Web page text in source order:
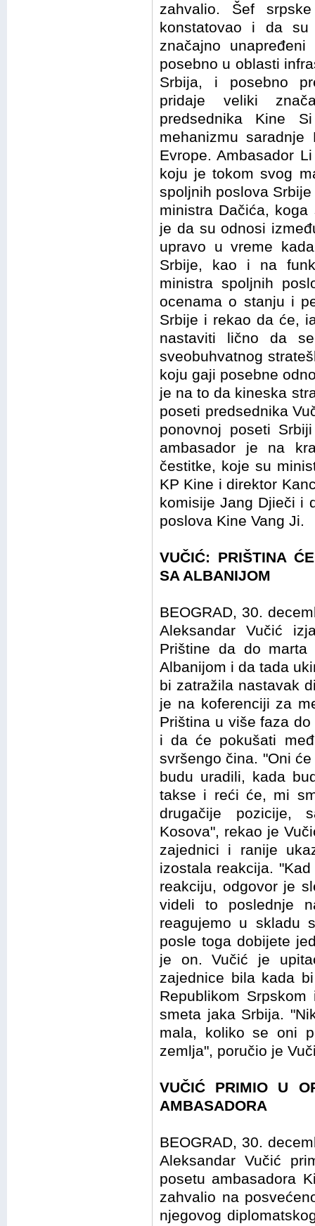
zahvalio. Šef
konstatovao i da su
značajno
posebno u oblasti
Srbija, i posebno
pridaje veliki
predsednika Kine
mehanizmu
Evrope. Ambasador
koju je tokom svog
spoljnih poslova
ministra Dačića,
je da su odnosi
upravo u vreme
Srbije, kao i na
ministra spoljnih
ocenama o stanju i
Srbije i rekao da će,
nastaviti lično da
sveobuhvatnog
koju gaji posebne
je na to da kineska
poseti predsednika
ponovnoj poseti
ambasador je na
čestitke, koje su
KP Kine i direktor
komisije Jang Djieči i
poslova Kine Vang Ji.
VUČIĆ: PRIŠTINA
SA ALBANIJOM
BEOGRAD, 30.
Aleksandar Vučić
Prištine da do marta
Albanijom i da tada
bi zatražila nastavak
je na koferenciji za
Priština u više faza
i da će pokušati
svršengo čina. "Oni
budu uradili, kada
takse i reći će, mi
drugačije pozicije,
Kosova", rekao je
zajednici i ranije
izostala reakcija.
reakciju, odgovor je
videli to poslednje
reagujemo u skladu
posle toga dobijete
je on. Vučić je
zajednice bila kada
Republikom
smeta jaka Srbija.
mala, koliko se oni
zemlja", poručio je
VUČIĆ PRIMIO U
AMBASADORA
BEOGRAD, 30.
Aleksandar Vučić
posetu ambasadora
zahvalio na
njegovog